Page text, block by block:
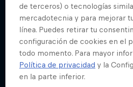
de terceros) o tecnologías
mercadotecnia y para mejorar
línea. Puedes retirar tu
configuración de cookies en el
todo momento. Para mayor
Política de privacidad y la
en la parte inferior.